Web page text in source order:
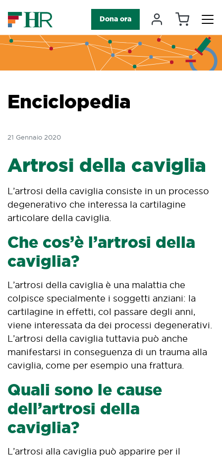
Navigazione principale
Dona ora Il mioCarrello
Enciclopedia
21 Gennaio 2020
Artrosi della caviglia
L’artrosi della caviglia consiste in un processo
degenerativo che interessa la cartilagine
articolare della caviglia.
Che cos’è l’artrosi della
caviglia?
L’artrosi della caviglia è una malattia che
colpisce specialmente i soggetti anziani: la
cartilagine in effetti, col passare degli anni,
viene interessata da dei processi degenerativi.
L’artrosi della caviglia tuttavia può anche
manifestarsi in conseguenza di un trauma alla
caviglia, come per esempio una frattura.
Quali sono le cause
dell’artrosi della
caviglia?
L’artrosi alla caviglia può apparire per il